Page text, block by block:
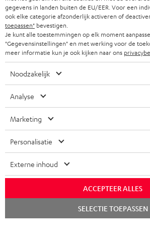
COMPLETE SETS
SPEAKERS
ULTIMA
IN-EAR
FANSHOP
NIEUWKOMERS
NEWSLETTER
STORES
TEUFEL VOORDELEN
TOEGANKELIJK
BELGIË
FRANKRIJK
POLEN
ITALIË
USA
ANDERE LANDEN
'Kennelijke' (typ)fouten voorbehouden. De op de
accessoires zijn niet bij de levering inbegrepen.
Disclaimer Algemene voorwaarden
gegevens in landen buiten de EU/EER. Voor een
ook elke categorie afzonderlijk activeren of
toepassen" bevestigen.
Je kunt alle toestemmingen op elk moment
"Gegevensinstellingen" en met werking voor de
meer informatie kun je ook kijken naar ons
Noodzakelijk
Analyse
Marketing
Personalisatie
Externe inhoud
ACCEPTEER ALLES
SELECTIE TOEPASSEN